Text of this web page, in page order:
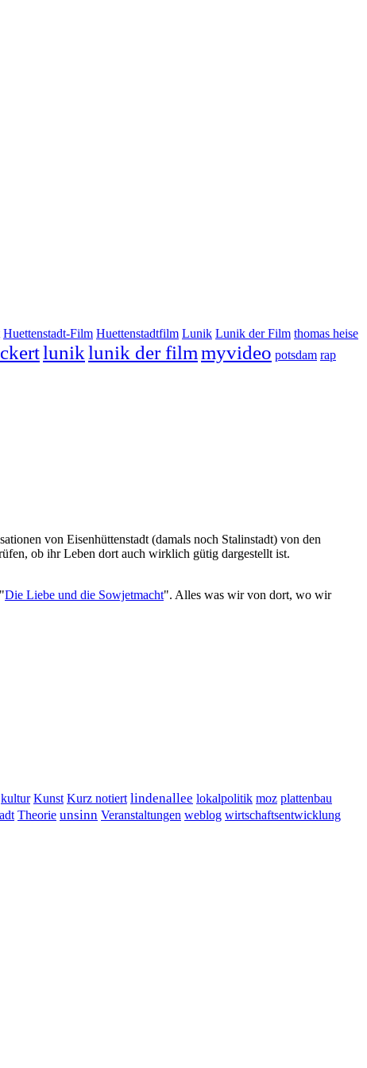
Huettenstadt-Film Huettenstadtfilm Lunik Lunik der Film thomas heise
luniklunik der filmmyvideo potsdam rap
von Eisenhüttenstadt (damals noch Stalinstadt) von den
ob ihr Leben dort auch wirklich gütig dargestellt ist.
Die Liebe und die Sowjetmacht". Alles was wir von dort, wo wir
kultur Kunst Kurz notiert lindenallee lokalpolitik moz plattenbau
Theorie unsinn Veranstaltungen weblog wirtschaftsentwicklung